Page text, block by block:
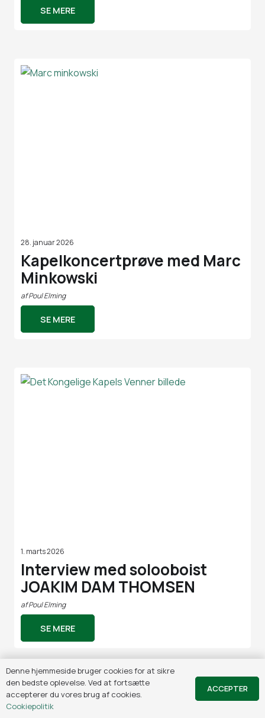
SE MERE
28. januar 2026
Kapelkoncertprøve med Marc
Minkowski
afPoul Elming
SE MERE
1. marts 2026
Interview med solooboist
JOAKIM DAM THOMSEN
afPoul Elming
SE MERE
Denne hjemmeside bruger cookies for at sikre
den bedste oplevelse. Ved at fortsætte
accepterer du vores brug af cookies.
Cookiepolitik
ACCEPTER